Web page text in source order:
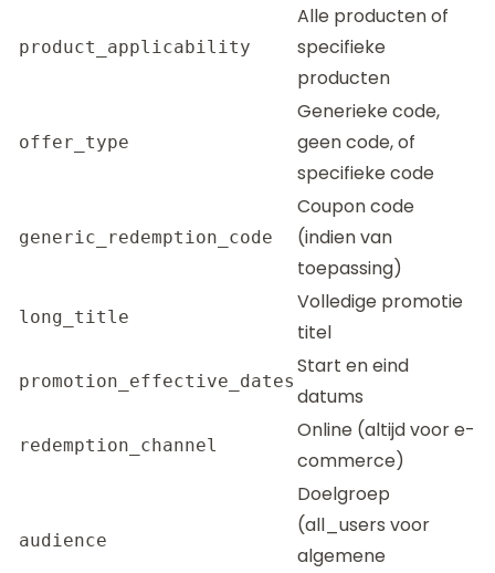
product_applicability
Alle producten of
specifieke
producten
offer_type
Generieke code,
geen code, of
specifieke code
generic_redemption_code
Coupon code
(indien van
toepassing)
long_title
Volledige promotie
titel
promotion_effective_dates
Start en eind
datums
redemption_channel
Online (altijd voor e-
commerce)
audience
Doelgroep
(all_users voor
algemene